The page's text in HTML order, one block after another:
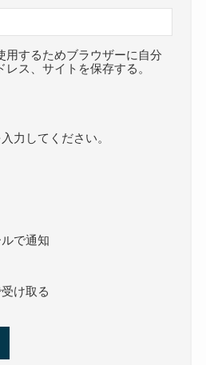
用するためブラウザーに自分
ス、サイトを保存する。
力してください。
で通知
け取る